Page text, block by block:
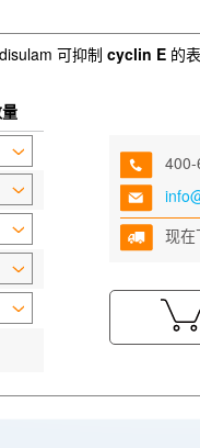
可抑制 cyclin E 的
现在